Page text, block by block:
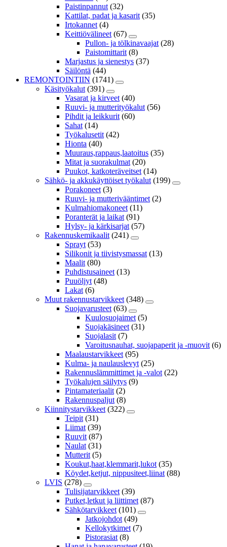
Paistinpannut (32)
Kattilat, padat ja kasarit (35)
Irtokannet (4)
Keittiövälineet (67)
Pullon- ja tölkinavaajat (28)
Paistomittarit (8)
Marjastus ja sienestys (37)
Säilöntä (44)
REMONTOINTIIN (1741)
Käsityökalut (391)
Vasarat ja kirveet (40)
Ruuvi- ja mutterityökalut (56)
Pihdit ja leikkurit (60)
Sahat (14)
Työkalusetit (42)
Hionta (40)
Muuraus,rappaus,laatoitus (35)
Mitat ja suorakulmat (20)
Puukot, katkoteräveitset (14)
Sähkö- ja akkukäyttöiset työkalut (199)
Porakoneet (3)
Ruuvi- ja mutterivääntimet (2)
Kulmahiomakoneet (11)
Poranterät ja laikat (91)
Hylsy- ja kärkisarjat (57)
Rakennuskemikaalit (241)
Sprayt (53)
Silikonit ja tiivistysmassat (13)
Maalit (80)
Puhdistusaineet (13)
Puuöljyt (48)
Lakat (6)
Muut rakennustarvikkeet (348)
Suojavarusteet (63)
Kuulosuojaimet (5)
Suojakäsineet (31)
Suojalasit (7)
Varoitusnauhat, suojapaperit ja -muovit (6)
Maalaustarvikkeet (95)
Kulma- ja naulauslevyt (25)
Rakennuslämmittimet ja -valot (22)
Työkalujen säilytys (9)
Pintamateriaalit (2)
Rakennuspaljut (8)
Kiinnitystarvikkeet (322)
Teipit (31)
Liimat (39)
Ruuvit (87)
Naulat (31)
Mutterit (5)
Koukut,haat,klemmarit,lukot (35)
Köydet,ketjut, nippusiteet,liinat (88)
LVIS (278)
Tulisijatarvikkeet (39)
Putket,letkut ja liittimet (87)
Sähkötarvikkeet (101)
Jatkojohdot (49)
Kellokytkimet (7)
Pistorasiat (8)